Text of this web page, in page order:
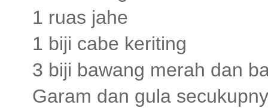
1 ruas jahe
1 biji cabe keriting
3 biji bawang merah dan
Garam dan gula